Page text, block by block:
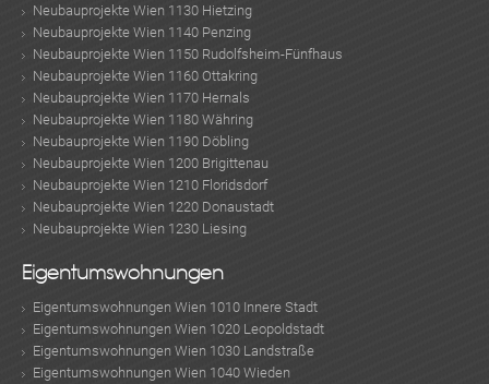
Neubauprojekte Wien 1130 Hietzing
Neubauprojekte Wien 1140 Penzing
Neubauprojekte Wien 1150 Rudolfsheim-Fünfhaus
Neubauprojekte Wien 1160 Ottakring
Neubauprojekte Wien 1170 Hernals
Neubauprojekte Wien 1180 Währing
Neubauprojekte Wien 1190 Döbling
Neubauprojekte Wien 1200 Brigittenau
Neubauprojekte Wien 1210 Floridsdorf
Neubauprojekte Wien 1220 Donaustadt
Neubauprojekte Wien 1230 Liesing
Eigentumswohnungen
Eigentumswohnungen Wien 1010 Innere Stadt
Eigentumswohnungen Wien 1020 Leopoldstadt
Eigentumswohnungen Wien 1030 Landstraße
Eigentumswohnungen Wien 1040 Wieden